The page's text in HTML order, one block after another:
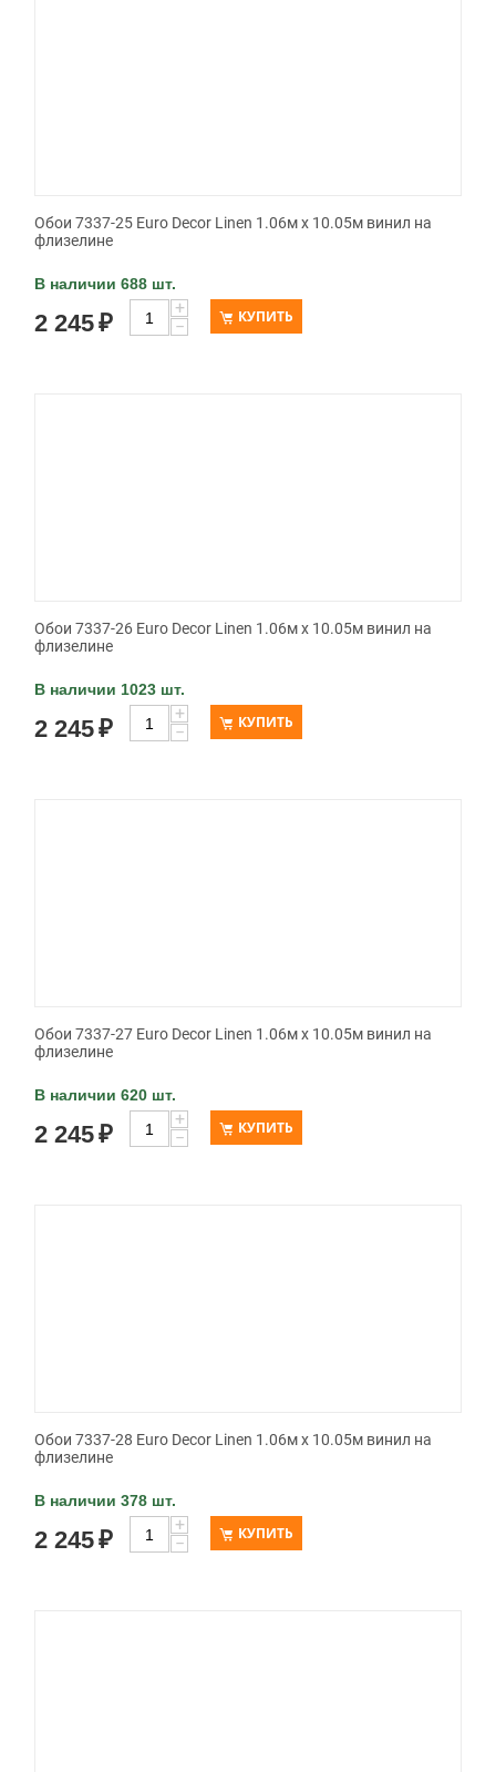
Обои 7337-25 Euro Decor Linen 1.06м x 10.05м винил на
флизелине
В наличии 688 шт.
2 245₽
+
−
КУПИТЬ
Обои 7337-26 Euro Decor Linen 1.06м x 10.05м винил на
флизелине
В наличии 1023 шт.
2 245₽
+
−
КУПИТЬ
Обои 7337-27 Euro Decor Linen 1.06м x 10.05м винил на
флизелине
В наличии 620 шт.
2 245₽
+
−
КУПИТЬ
Обои 7337-28 Euro Decor Linen 1.06м x 10.05м винил на
флизелине
В наличии 378 шт.
2 245₽
+
−
КУПИТЬ